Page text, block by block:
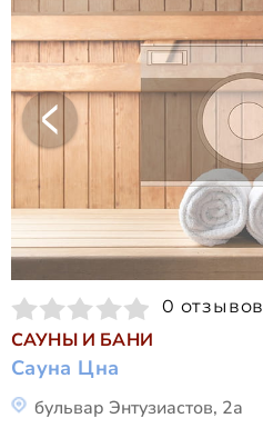
0 отзывов
САУНЫ И БАНИ
Сауна Цна
бульвар Энтузиастов, 2а